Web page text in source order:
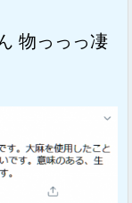
物っっっ凄